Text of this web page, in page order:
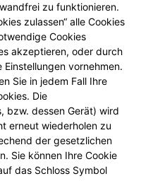
angezeigt,
Cookies
zu funktionieren.
zulassen“ alle Cookies
Cookies
akzeptieren, oder durch
vornehmen.
Sie in jedem Fall Ihre
Die
bzw. dessen Gerät) wird
erneut wiederholen zu
der gesetzlichen
Sie können Ihre Cookie
das Schloss Symbol